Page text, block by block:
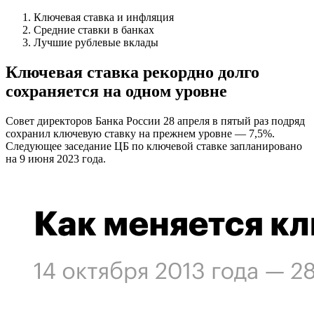
Ключевая ставка и инфляция
Средние ставки в банках
Лучшие рублевые вклады
Ключевая ставка рекордно долго
сохраняется на одном уровне
Совет директоров Банка России 28 апреля в пятый раз подряд
сохранил ключевую ставку на прежнем уровне — 7,5%.
Следующее заседание ЦБ по ключевой ставке запланировано
на 9 июня 2023 года.